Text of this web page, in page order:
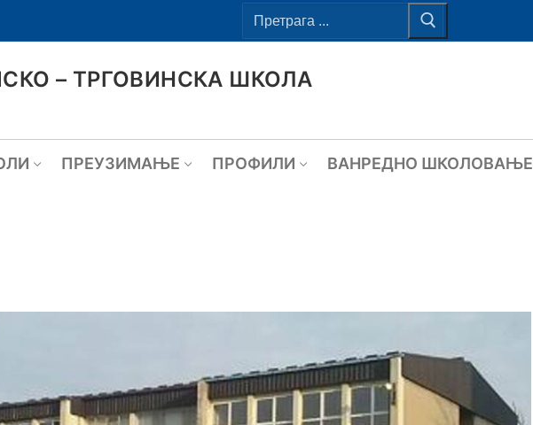
– ТРГОВИНСКА ШКОЛА
ПРЕУЗИМАЊЕ ПРОФИЛИ ВАНРЕДНО ШКОЛОВАЊЕ